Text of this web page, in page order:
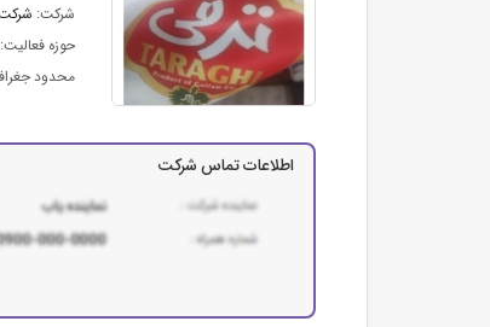
شرکت:
حوزه فعالیت:
محدود
اطلاعات تماس شرکت